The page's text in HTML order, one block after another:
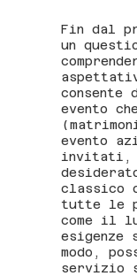
Fin dal
un
evento
evento
invitati,
classico
tutte le
come il
esigenze
modo,
servizio